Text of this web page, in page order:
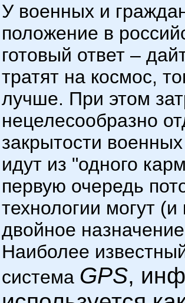
У военных и
положение в
готовый ответ –
тратят на космос,
лучше. При этом
нецелесообразно
закрытости
идут из "одного
первую очередь
технологии могут
двойное
Наиболее
система GPS,